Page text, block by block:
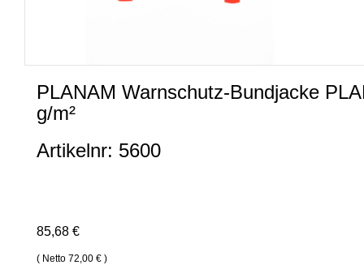
PLANAM Warnschutz-Bundjacke
g/m²
Artikelnr: 5600
85,68 €
( Netto 72,00 € )